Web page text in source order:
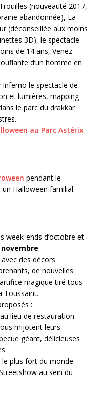
(nouveauté 2017,
abandonnée), La
(déconseillée aux moins
3D), le spectacle
de 14 ans, Venez
d’un homme en
le spectacle de
et lumières, mapping
le parc du drakkar
au Parc Astérix
pendant le
Halloween familial.
week-ends d’octobre et
.
des décors
de nouvelles
magique tiré tous
Toussaint.
:
lieu de restauration
mijotent leurs
géant, délicieuses
le plus fort du monde
au sein du